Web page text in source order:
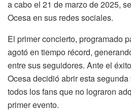
a cabo el 21 de marzo de 2025,
Ocesa en sus redes sociales.
El primer concierto, programado
agotó en tiempo récord,
entre sus seguidores. Ante el
Ocesa decidió abrir esta
todos los fans que no lograron
primer evento.